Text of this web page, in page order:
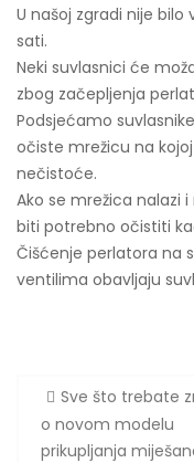
U našoj zgradi nije bilo
sati.
Neki suvlasnici će
zbog začepljenja
Podsjećamo
očiste mrežicu na
nečistoće.
Ako se mrežica nalazi
biti potrebno očistiti
Čišćenje perlatora na
ventilima obavljaju
Navigacija
objava
Sve što trebate
o novom modelu
prikupljanja